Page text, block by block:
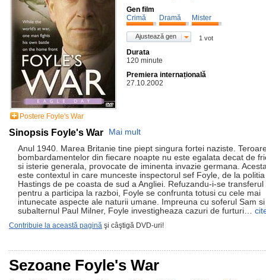
Postere Foyle's War
Gen film
Crimă
Dramă Mister
Ajustează gen 1 vot
Durata
120 minute
Premiera internațională
27.10.2002
Sinopsis Foyle's War
Mai mult
Anul 1940. Marea Britanie tine piept singura fortei naziste.
bombardamentelor din fiecare noapte nu este egalata decat de
si isterie generala, provocate de iminenta invazie germana.
este contextul in care munceste inspectorul sef Foyle, de la
Hastings de pe coasta de sud a Angliei. Refuzandu-i-se transferul
pentru a participa la razboi, Foyle se confrunta totusi cu cele mai
intunecate aspecte ale naturii umane. Impreuna cu soferul Sam si
subalternul Paul Milner, Foyle investigheaza cazuri de furturi…
Contribuie la această pagină şi câştigă DVD-uri!
Sezoane Foyle's War